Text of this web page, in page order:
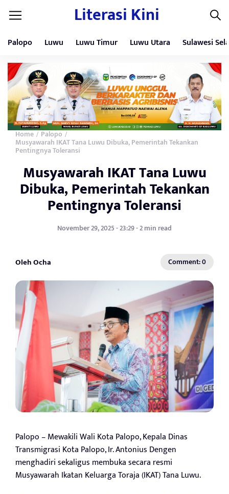
Literasi Kini
Palopo Luwu Luwu Timur Luwu Utara Sulawesi
Home / Palopo /
Musyawarah IKAT Tana Luwu Dibuka, Pemerintah Tekankan
Pentingnya Toleransi
Musyawarah IKAT Tana Luwu
Dibuka, Pemerintah Tekankan
Pentingnya Toleransi
November 29, 2025 - 23:29 - 2 min read
Oleh Ocha Comment: 0
Palopo – Mewakili Wali Kota Palopo, Kepala Dinas
Transmigrasi Kota Palopo, Ir. Antonius Dengen
menghadiri sekaligus membuka secara resmi
Musyawarah Ikatan Keluarga Toraja (IKAT) Tana Luwu.